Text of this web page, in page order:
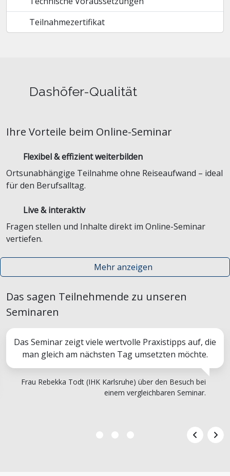
Teilnahmezertifikat
Dashöfer-Qualität
Ihre Vorteile beim Online-Seminar
Flexibel & effizient weiterbilden
Ortsunabhängige Teilnahme ohne Reiseaufwand – ideal
für den Berufsalltag.
Live & interaktiv
Fragen stellen und Inhalte direkt im Online-Seminar
vertiefen.
Mehr anzeigen
Das sagen Teilnehmende zu unseren
Seminaren
Das Seminar zeigt viele wertvolle Praxistipps auf, die
man gleich am nächsten Tag umsetzten möchte.
Frau Rebekka Todt (IHK Karlsruhe) über den Besuch bei
einem vergleichbaren Seminar.